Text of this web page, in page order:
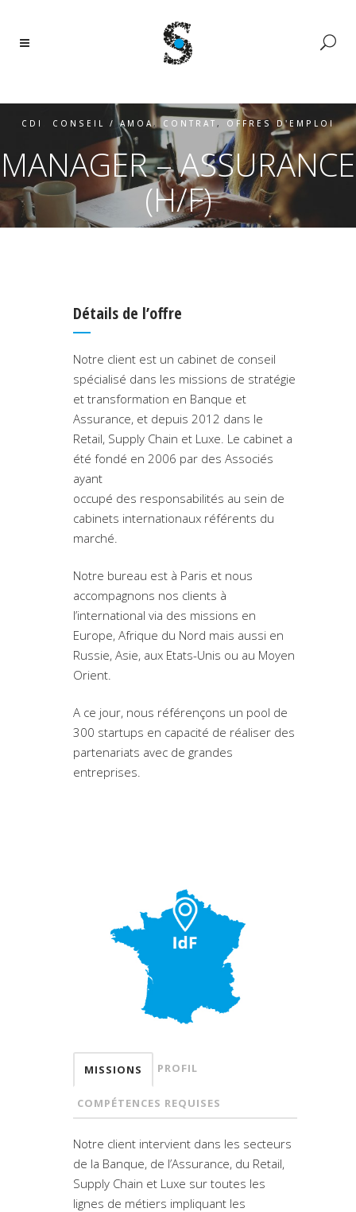
CDI CONSEIL / AMOA, CONTRAT , OFFRES D'EMPLOI
MANAGER – ASSURANCE
(H/F)
Détails de l’offre
Notre client est un cabinet de conseil
spécialisé dans les missions de stratégie
et transformation en Banque et
Assurance, et depuis 2012 dans le
Retail, Supply Chain et Luxe. Le cabinet a
été fondé en 2006 par des Associés
ayant
occupé des responsabilités au sein de
cabinets internationaux référents du
marché.
Notre bureau est à Paris et nous
accompagnons nos clients à
l’international via des missions en
Europe, Afrique du Nord mais aussi en
Russie, Asie, aux Etats-Unis ou au Moyen
Orient.
A ce jour, nous référençons un pool de
300 startups en capacité de réaliser des
partenariats avec de grandes
entreprises.
MISSIONS PROFIL
COMPÉTENCES REQUISES
Notre client intervient dans les secteurs
de la Banque, de l’Assurance, du Retail,
Supply Chain et Luxe sur toutes les
lignes de métiers impliquant les